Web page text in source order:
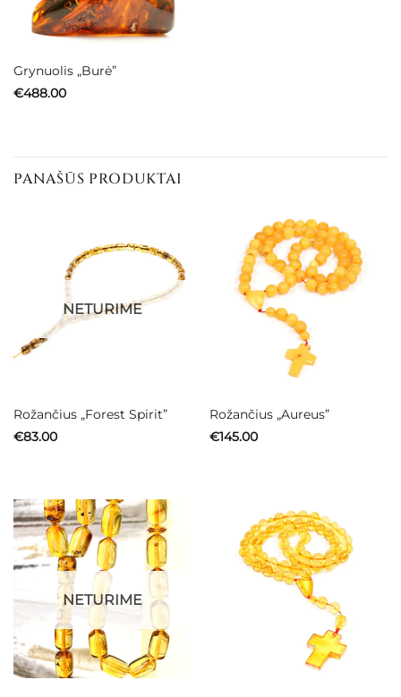
Grynuolis „Burė”
€488.00
PANAŠŪS PRODUKTAI
NETURIME
Rožančius „Forest Spirit”
€83.00
Rožančius „Aureus”
€145.00
NETURIME